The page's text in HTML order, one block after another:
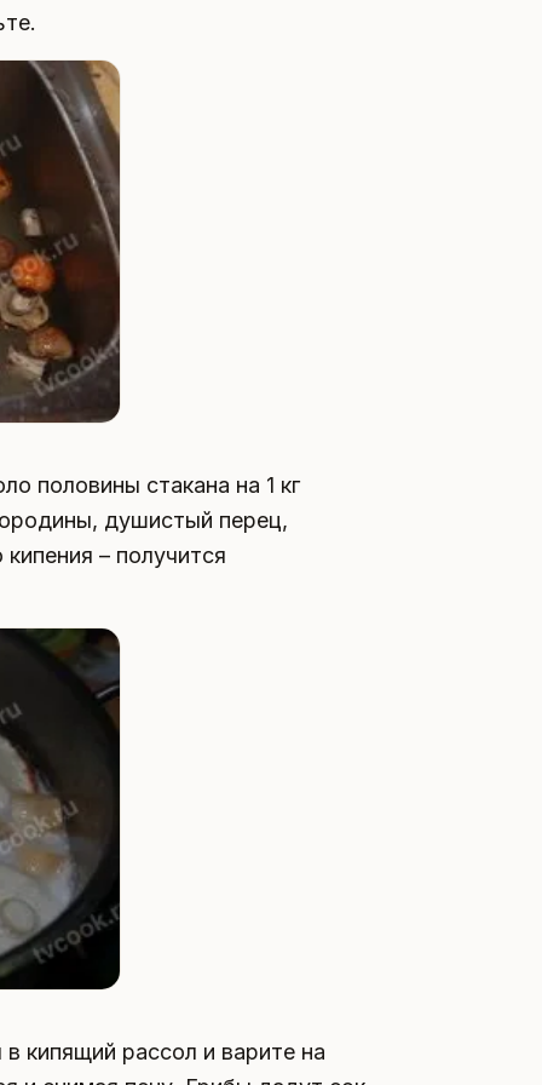
половины стакана на 1 кг
душистый перец,
– получится
кипящий рассол и варите на